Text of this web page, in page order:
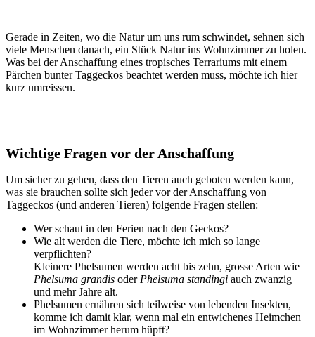
Gerade in Zeiten, wo die Natur um uns rum schwindet, sehnen sich
viele Menschen danach, ein Stück Natur ins Wohnzimmer zu holen.
Was bei der Anschaffung eines tropisches Terrariums mit einem
Pärchen bunter Taggeckos beachtet werden muss, möchte ich hier
kurz umreissen.
Wichtige Fragen vor der Anschaffung
Um sicher zu gehen, dass den Tieren auch geboten werden kann,
was sie brauchen sollte sich jeder vor der Anschaffung von
Taggeckos (und anderen Tieren) folgende Fragen stellen:
Wer schaut in den Ferien nach den Geckos?
Wie alt werden die Tiere, möchte ich mich so lange
verpflichten?
Kleinere Phelsumen werden acht bis zehn, grosse Arten wie
Phelsuma grandis oder Phelsuma standingi auch zwanzig
und mehr Jahre alt.
Phelsumen ernähren sich teilweise von lebenden Insekten,
komme ich damit klar, wenn mal ein entwichenes Heimchen
im Wohnzimmer herum hüpft?